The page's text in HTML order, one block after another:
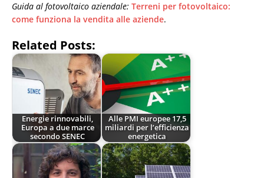
Guida al fotovoltaico aziendale: Terreni per fotovoltaico:
come funziona la vendita alle aziende.
Related Posts:
Energie rinnovabili,
Europa a due marce
secondo SENEC
Alle PMI europee 17,5
miliardi per l’efficienza
energetica